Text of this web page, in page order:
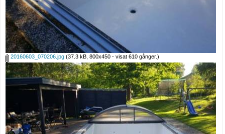
20160603_070206.jpg (37.3 kB, 800x450 - visat 610 gånger.)